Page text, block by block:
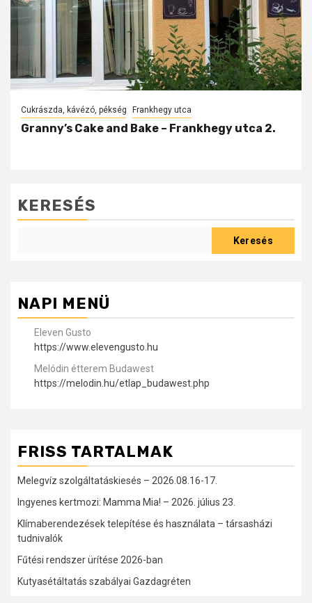
Cukrászda, kávézó, pékség Frankhegy utca
Granny’s Cake and Bake – Frankhegy utca 2.
KERESÉS
Keresés
NAPI MENÜ
Eleven Gusto
https://www.elevengusto.hu
Melódin étterem Budawest
https://melodin.hu/etlap_budawest.php
FRISS TARTALMAK
Melegvíz szolgáltatáskiesés – 2026.08.16-17.
Ingyenes kertmozi: Mamma Mia! – 2026. július 23.
Klímaberendezések telepítése és használata – társasházi
tudnivalók
Fűtési rendszer ürítése 2026-ban
Kutyasétáltatás szabályai Gazdagréten